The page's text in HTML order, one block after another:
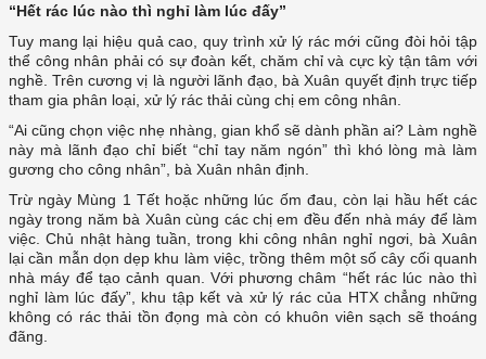
“Hết rác lúc nào thì nghỉ làm lúc đấy”
Tuy mang lại hiệu quả cao, quy trình xử lý rác mới cũng đòi hỏi tập
thể công nhân phải có sự đoàn kết, chăm chỉ và cực kỳ tận tâm với
nghề. Trên cương vị là người lãnh đạo, bà Xuân quyết định trực tiếp
tham gia phân loại, xử lý rác thải cùng chị em công nhân.
“Ai cũng chọn việc nhẹ nhàng, gian khổ sẽ dành phần ai? Làm nghề
này mà lãnh đạo chỉ biết “chỉ tay năm ngón” thì khó lòng mà làm
gương cho công nhân”, bà Xuân nhân định.
Trừ ngày Mùng 1 Tết hoặc những lúc ốm đau, còn lại hầu hết các
ngày trong năm bà Xuân cùng các chị em đều đến nhà máy để làm
việc. Chủ nhật hàng tuần, trong khi công nhân nghỉ ngơi, bà Xuân
lại cần mẫn dọn dẹp khu làm việc, trồng thêm một số cây cối quanh
nhà máy để tạo cảnh quan. Với phương châm “hết rác lúc nào thì
nghỉ làm lúc đấy”, khu tập kết và xử lý rác của HTX chẳng những
không có rác thải tồn đọng mà còn có khuôn viên sạch sẽ thoáng
đãng.